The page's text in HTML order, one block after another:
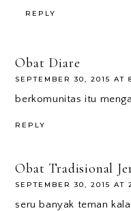
REPLY
Obat Diare
SEPTEMBER 30, 2015 AT
berkomunitas itu
REPLY
Obat Tradisional
SEPTEMBER 30, 2015 AT
seru banyak teman